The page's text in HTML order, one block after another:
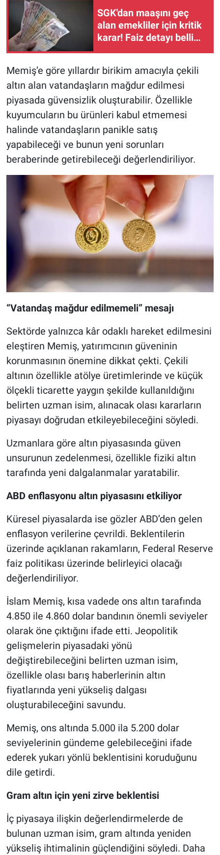
SGK'dan maaşını geç
alan emekliler için kritik
karar! Faiz detayı belli
Memiş’e göre yıllardır birikim amacıyla çekili
altın alan vatandaşların mağdur edilmesi
piyasada güvensizlik oluşturabilir. Özellikle
kuyumcuların bu ürünleri kabul etmemesi
halinde vatandaşların panikle satış
yapabileceği ve bunun yeni sorunları
beraberinde getirebileceği değerlendiriliyor.
“Vatandaş mağdur edilmemeli” mesajı
Sektörde yalnızca kâr odaklı hareket edilmesini
eleştiren Memiş, yatırımcının güveninin
korunmasının önemine dikkat çekti. Çekili
altının özellikle atölye üretimlerinde ve küçük
ölçekli ticarette yaygın şekilde kullanıldığını
belirten uzman isim, alınacak olası kararların
piyasayı doğrudan etkileyebileceğini söyledi.
Uzmanlara göre altın piyasasında güven
unsurunun zedelenmesi, özellikle fiziki altın
tarafında yeni dalgalanmalar yaratabilir.
ABD enflasyonu altın piyasasını etkiliyor
Küresel piyasalarda ise gözler ABD’den gelen
enflasyon verilerine çevrildi. Beklentilerin
üzerinde açıklanan rakamların, Federal Reserve
faiz politikası üzerinde belirleyici olacağı
değerlendiriliyor.
İslam Memiş, kısa vadede ons altın tarafında
4.850 ile 4.860 dolar bandının önemli seviyeler
olarak öne çıktığını ifade etti. Jeopolitik
gelişmelerin piyasadaki yönü
değiştirebileceğini belirten uzman isim,
özellikle olası barış haberlerinin altın
fiyatlarında yeni yükseliş dalgası
oluşturabileceğini savundu.
Memiş, ons altında 5.000 ila 5.200 dolar
seviyelerinin gündeme gelebileceğini ifade
ederek yukarı yönlü beklentisini koruduğunu
dile getirdi.
Gram altın için yeni zirve beklentisi
İç piyasaya ilişkin değerlendirmelerde de
bulunan uzman isim, gram altında yeniden
yükseliş ihtimalinin güçlendiğini söyledi. Daha